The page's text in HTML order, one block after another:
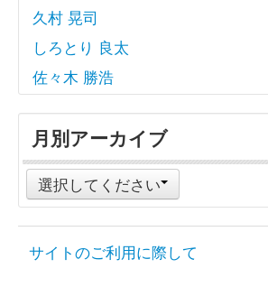
久村 晃司
しろとり 良太
佐々木 勝浩
月別アーカイブ
選択してください
サイトのご利用に際して